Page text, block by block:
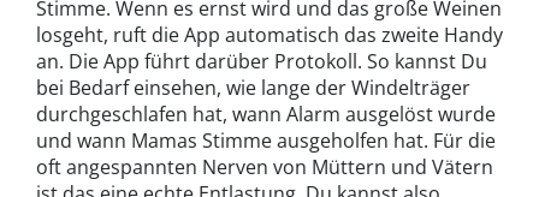
Stimme. Wenn es ernst wird und das große Weinen
losgeht, ruft die App automatisch das zweite Handy
an. Die App führt darüber Protokoll. So kannst Du
bei Bedarf einsehen, wie lange der Windelträger
durchgeschlafen hat, wann Alarm ausgelöst wurde
und wann Mamas Stimme ausgeholfen hat. Für die
oft angespannten Nerven von Müttern und Vätern